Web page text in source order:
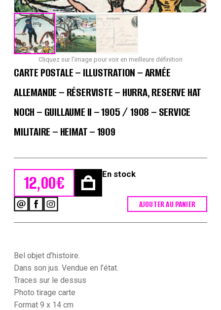
Cliquez sur l'image pour voir en meilleure définition
CARTE POSTALE – ILLUSTRATION – ARMÉE
ALLEMANDE – RÉSERVISTE – HURRA, RESERVE HAT
NOCH – GUILLAUME II – 1905 / 1908 – SERVICE
MILITAIRE – HEIMAT – 1909
12,00€ En stock
Illustration
Armée
Allemande
-
Réserviste
AJOUTER AU PANIER
Bel objet d’histoire.
Dans son jus. Vendue en l’état.
Traces sur le dessus
Photo tirage carte
Format 9 x 14 cm